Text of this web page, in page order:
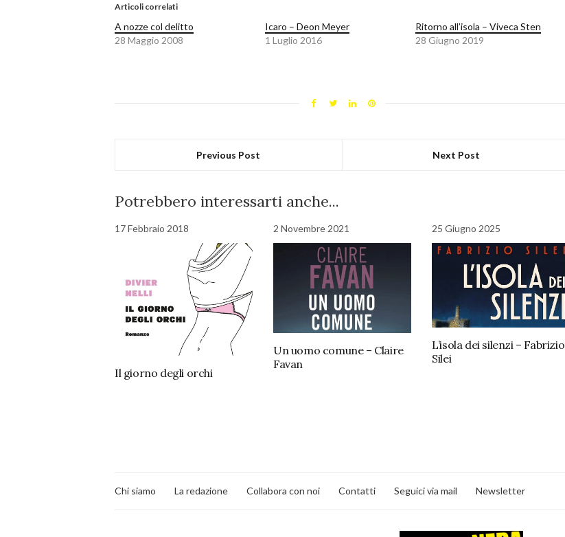
Articoli correlati
A nozze col delitto
28 Maggio 2008
Icaro – Deon Meyer
1 Luglio 2016
Ritorno all’isola – Viveca Sten
28 Giugno 2019
Previous Post Next Post
Potrebbero interessarti anche...
17 Febbraio 2018
Il giorno degli orchi
2 Novembre 2021
Un uomo comune – Claire
Favan
25 Giugno 2025
L’isola dei silenzi – Fabrizio
Silei
Chi siamo La redazione Collabora con noi Contatti Seguici via mail Newsletter